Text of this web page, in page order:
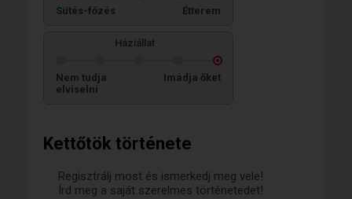
Kettőtök története
Regisztrálj most és ismerkedj meg vele!
Írd meg a saját szerelmes történetedet!
Sütés-főzés Étterem
Háziállat
Nem tudja
elviselni
Imádja őket